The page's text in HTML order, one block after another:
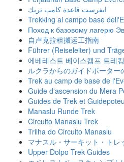
ايفرست قاعدة كامب تريك
Trekking al campo base
Поход к базовому лагерю
自卢克拉租搬运工指南
Führer (Reiseleiter) und
에베레스트 베이스캠프 트레
ルクラからのガイドポーター
Trek au camp de base de
Guide d'ascension du Mera
Guides de Trek et
Manaslu Runde Trek
Circuito Manaslu Trek
Trilha do Circuito Manaslu
マナスル・サーキット・トレ
Upper Dolpo Trek Guides